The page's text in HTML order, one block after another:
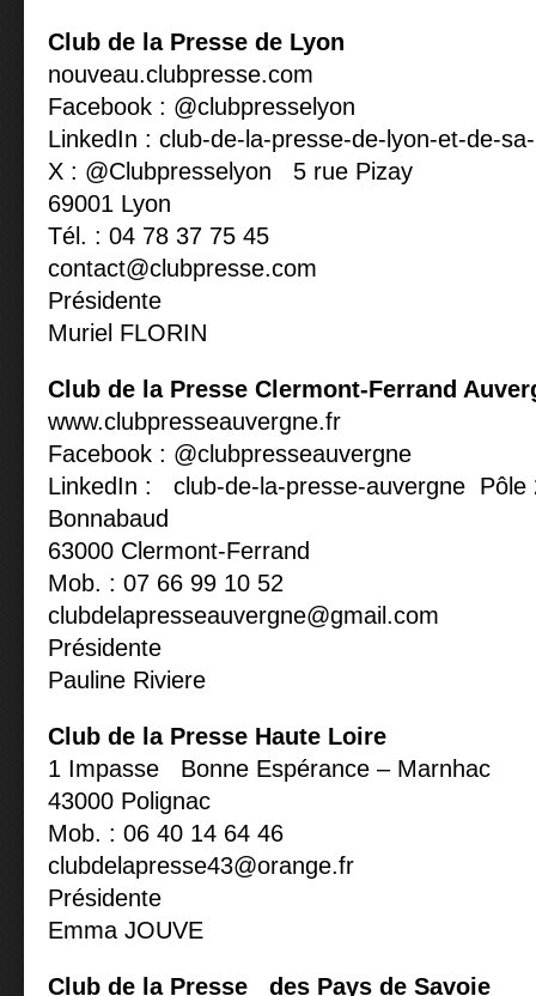
Club de la Presse de Lyon
nouveau.clubpresse.com
Facebook : @clubpresselyon
LinkedIn : club-de-la-presse-de-lyon-et-de-
X : @Clubpresselyon 5 rue Pizay
69001 Lyon
Tél. : 04 78 37 75 45
contact@clubpresse.com
Présidente
Muriel FLORIN
Club de la Presse Clermont-Ferrand
www.clubpresseauvergne.fr
Facebook : @clubpresseauvergne
LinkedIn : club-de-la-presse-auvergne Pôle
Bonnabaud
63000 Clermont-Ferrand
Mob. : 07 66 99 10 52
clubdelapresseauvergne@gmail.com
Présidente
Pauline Riviere
Club de la Presse Haute Loire
1 Impasse Bonne Espérance – Marnhac
43000 Polignac
Mob. : 06 40 14 64 46
clubdelapresse43@orange.fr
Présidente
Emma JOUVE
Club de la Presse des Pays de Savoie